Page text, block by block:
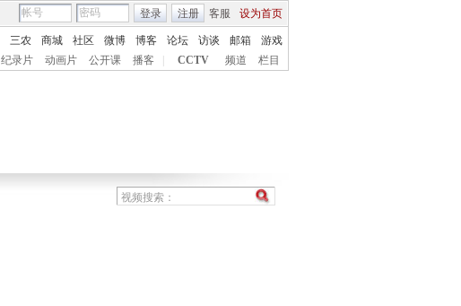
客服 设为首页
登录 注册
三农 商城 社区 微博 博客 论坛 访谈 邮箱
游戏
纪录片 动画片 公开课 播客 CCTV 频道 栏目